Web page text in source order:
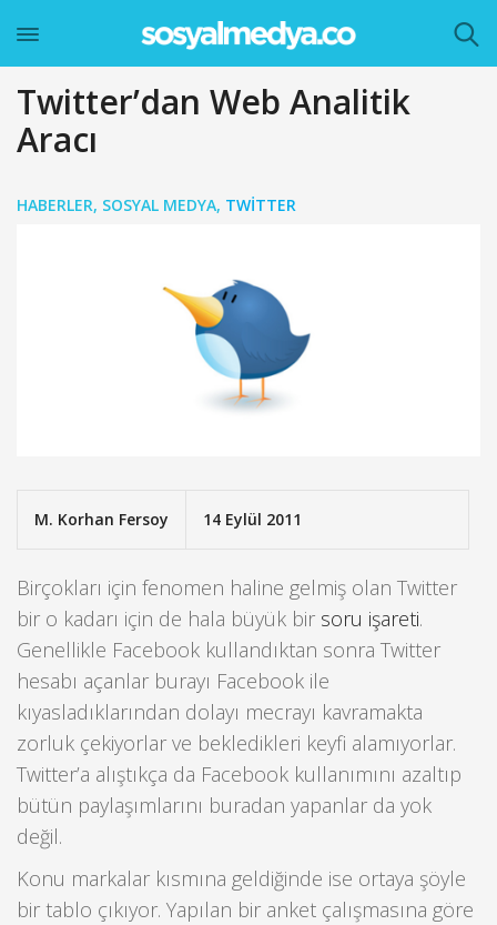
Twitter’dan Web Analitik
Aracı
HABERLER, SOSYAL MEDYA, TWITTER
M. Korhan Fersoy 14 Eylül 2011
Birçokları için fenomen haline gelmiş olan Twitter
bir o kadarı için de hala büyük bir soru işareti.
Genellikle Facebook kullandıktan sonra Twitter
hesabı açanlar burayı Facebook ile
kıyasladıklarından dolayı mecrayı kavramakta
zorluk çekiyorlar ve bekledikleri keyfi alamıyorlar.
Twitter’a alıştıkça da Facebook kullanımını azaltıp
bütün paylaşımlarını buradan yapanlar da yok
değil.
Konu markalar kısmına geldiğinde ise ortaya şöyle
bir tablo çıkıyor. Yapılan bir anket çalışmasına göre